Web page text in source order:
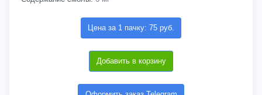
Цена за 1 пачку: 75 руб.
Добавить в корзину